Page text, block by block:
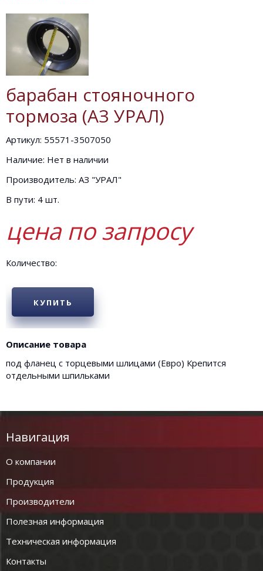
барабан стояночного
тормоза (АЗ УРАЛ)
Артикул: 55571-3507050
Наличие: Нет в наличии
Производитель: АЗ "УРАЛ"
В пути: 4 шт.
цена по запросу
Количество:
КУПИТЬ
Описание товара
под фланец с торцевыми шлицами (Евро) Крепится
отдельными шпильками
Навигация
О компании
Продукция
Производители
Полезная информация
Техническая информация
Контакты